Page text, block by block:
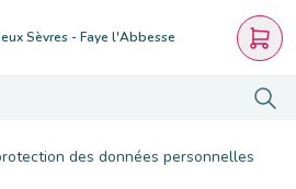
Sèvres - Faye l'Abbesse
des données personnelles